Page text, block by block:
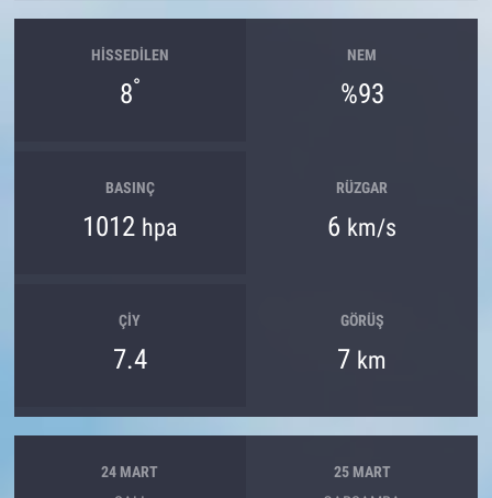
HISSEDILEN
8°
NEM
%93
BASINÇ
1012 hpa
RÜZGAR
6 km/s
ÇIY
7.4
GÖRÜŞ
7 km
24 MART 25 MART